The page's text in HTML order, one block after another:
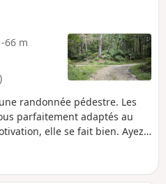
-66 m
randonnée pédestre. Les
parfaitement adaptés au
elle se fait bien. Ayez
vous ne serez pas